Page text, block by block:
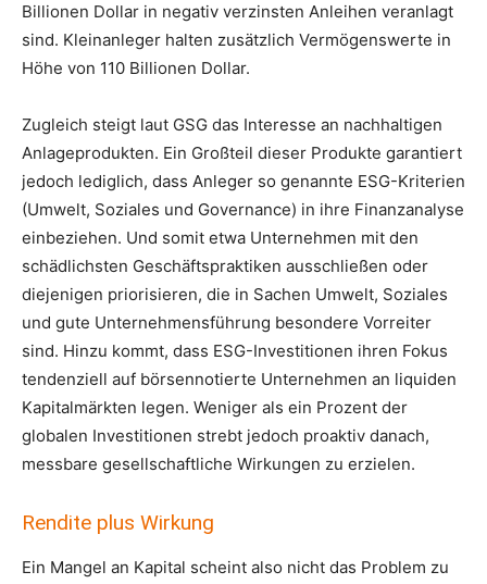
Billionen Dollar in negativ verzinsten Anleihen veranlagt
sind. Kleinanleger halten zusätzlich Vermögenswerte in
Höhe von 110 Billionen Dollar.
Zugleich steigt laut GSG das Interesse an nachhaltigen
Anlageprodukten. Ein Großteil dieser Produkte garantiert
jedoch lediglich, dass Anleger so genannte ESG-Kriterien
(Umwelt, Soziales und Governance) in ihre Finanzanalyse
einbeziehen. Und somit etwa Unternehmen mit den
schädlichsten Geschäftspraktiken ausschließen oder
diejenigen priorisieren, die in Sachen Umwelt, Soziales
und gute Unternehmensführung besondere Vorreiter
sind. Hinzu kommt, dass ESG-Investitionen ihren Fokus
tendenziell auf börsennotierte Unternehmen an liquiden
Kapitalmärkten legen. Weniger als ein Prozent der
globalen Investitionen strebt jedoch proaktiv danach,
messbare gesellschaftliche Wirkungen zu erzielen.
Rendite plus Wirkung
Ein Mangel an Kapital scheint also nicht das Problem zu